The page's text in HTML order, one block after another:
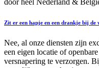
Zit er een hapje en een drankje bij de
Nee, al onze diensten zijn
een eigen locatie of
versnapering te verzorgen.